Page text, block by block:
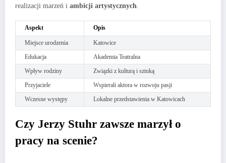
realizacji marzeń i ambicji artystycznych
Aspekt Opis
Miejsce urodzenia
Katowice
Edukacja
Akademia Teatralna
Wpływ rodziny
Związki z kulturą i sztuką
Przyjaciele
Wspierali aktora w rozwoju pasji
Wczesne występy
Lokalne przedstawienia w Katowicach
Czy Jerzy Stuhr zawsze marzył o
pracy na scenie?